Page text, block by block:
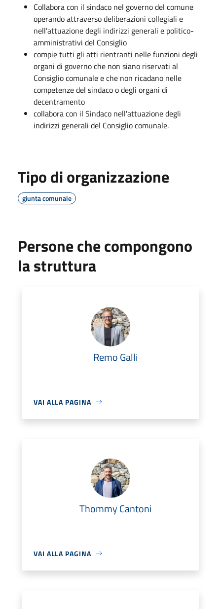
Collabora con il sindaco nel governo del comune
operando attraverso deliberazioni collegiali e
nell'attuazione degli indirizzi generali e politico-
amministrativi del Consiglio
compie tutti gli atti rientranti nelle funzioni degli
organi di governo che non siano riservati al
Consiglio comunale e che non ricadano nelle
competenze del sindaco o degli organi di
decentramento
collabora con il Sindaco nell'attuazione degli
indirizzi generali del Consiglio comunale.
Tipo di organizzazione
giunta comunale
Persone che compongono
la struttura
Remo Galli
VAI ALLA PAGINA
Thommy Cantoni
VAI ALLA PAGINA